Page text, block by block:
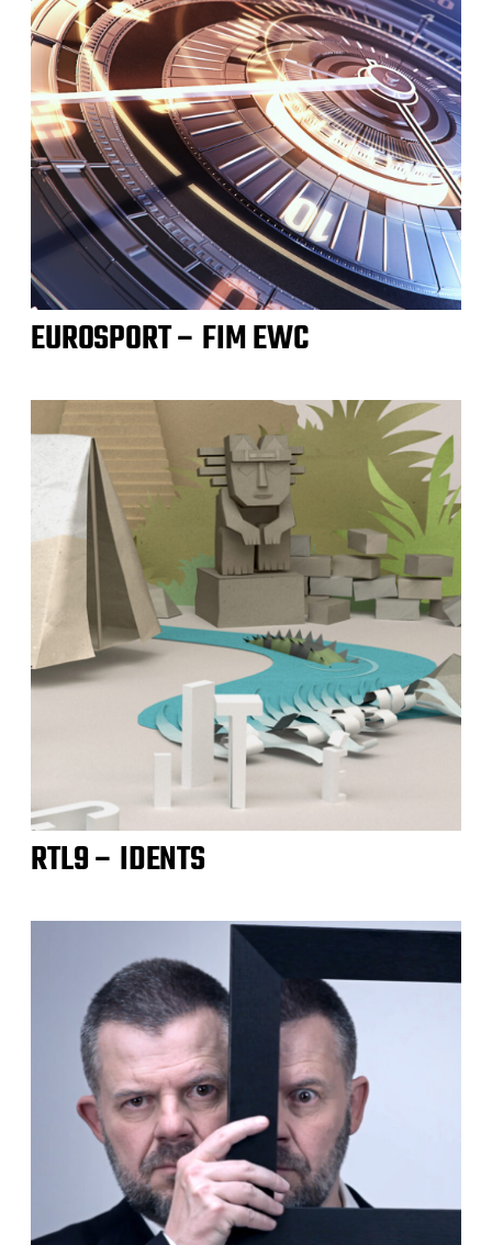
EUROSPORT – FIM EWC
RTL9 – IDENTS